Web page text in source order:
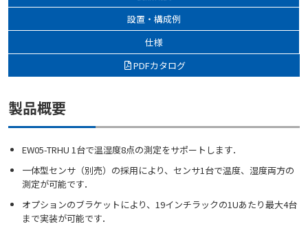
設置・構成例
仕様
PDFカタログ
製品概要
EW05-TRHU 1台で温湿度8点の測定をサポートします．
一体型センサ（別売）の採用により、センサ1台で温度、湿度両方の
測定が可能です．
オプションのブラケットにより、19インチラックの1Uあたり最大4台
まで実装が可能です．